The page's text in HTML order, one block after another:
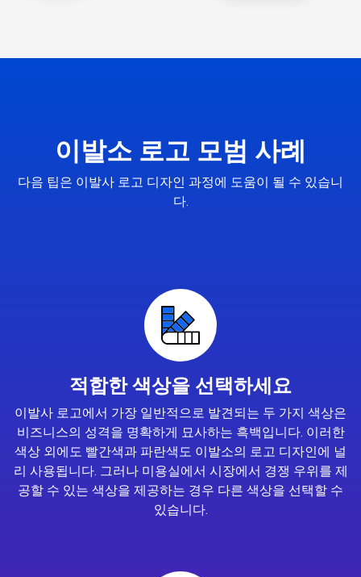
이발소 로고 모범 사례
다음 팁은 이발사 로고 디자인 과정에 도움이 될 수 있습니
다.
적합한 색상을 선택하세요
이발사 로고에서 가장 일반적으로 발견되는 두 가지 색상은
비즈니스의 성격을 명확하게 묘사하는 흑백입니다. 이러한
색상 외에도 빨간색과 파란색도 이발소의 로고 디자인에 널
리 사용됩니다. 그러나 미용실에서 시장에서 경쟁 우위를 제
공할 수 있는 색상을 제공하는 경우 다른 색상을 선택할 수
있습니다.